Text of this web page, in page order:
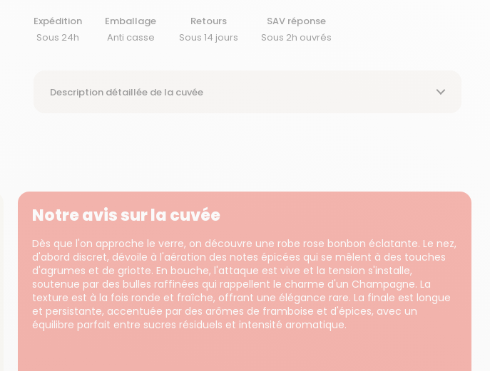
Expédition
Sous 24h
Emballage
Anti casse
Retours
Sous 14 jours
SAV réponse
Sous 2h ouvrés
Description détaillée de la cuvée
Notre avis sur la cuvée
Dès que l'on approche le verre, on découvre une robe rose bonbon éclatante. Le nez,
d'abord discret, dévoile à l'aération des notes épicées qui se mêlent à des touches
d'agrumes et de griotte. En bouche, l'attaque est vive et la tension s'installe,
soutenue par des bulles raffinées qui rappellent le charme d'un Champagne. La
texture est à la fois ronde et fraîche, offrant une élégance rare. La finale est longue
et persistante, accentuée par des arômes de framboise et d'épices, avec un
équilibre parfait entre sucres résiduels et intensité aromatique.